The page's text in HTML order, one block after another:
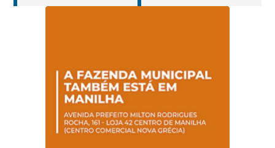
Magalhães Seabra